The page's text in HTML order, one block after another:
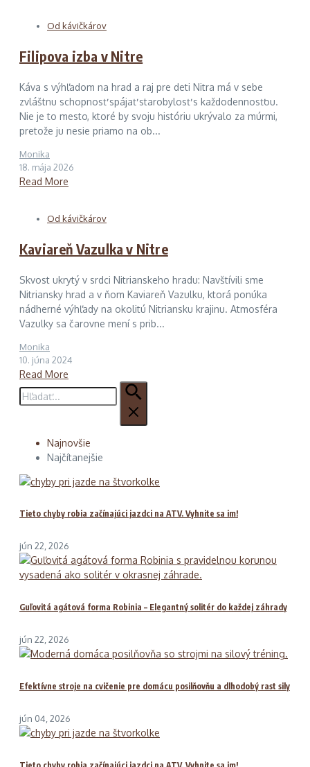
Od kávičkárov
Filipova izba v Nitre
Káva s výhľadom na hrad a raj pre deti Nitra má v sebe
zvláštnu schopnosť spájať starobylosť s každodennosťou.
Nie je to mesto, ktoré by svoju históriu ukrývalo za múrmi,
pretože ju nesie priamo na ob...
Monika
18. mája 2026
Read More
Od kávičkárov
Kaviareň Vazulka v Nitre
Skvost ukrytý v srdci Nitrianskeho hradu: Navštívili sme
Nitriansky hrad a v ňom Kaviareň Vazulku, ktorá ponúka
nádherné výhľady na okolitú Nitriansku krajinu. Atmosféra
Vazulky sa čarovne mení s prib...
Monika
10. júna 2024
Read More
Hľadať:
Najnovšie
Najčítanejšie
Tieto chyby robia začínajúci jazdci na ATV. Vyhnite sa im!
jún 22, 2026
Guľovitá agátová forma Robinia – Elegantný solitér do každej záhrady
jún 22, 2026
Efektívne stroje na cvičenie pre domácu posilňovňu a dlhodobý rast sily
jún 04, 2026